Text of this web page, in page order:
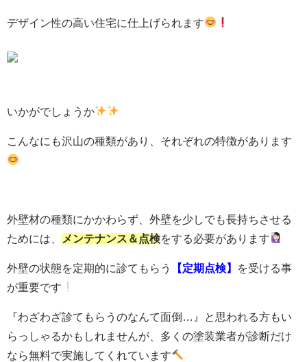
デザイン性の高い住宅に仕上げられます
いかがでしょうか
こんなにも沢山の種類があり、それぞれの特徴があります
外壁材の種類にかかわらず、外壁を少しでも長持ちさせる
ためには、
メンテナンス＆点検をする必要があります
外壁の状態を定期的に診てもらう 【定期点検】
を受ける事
が重要です
『わざわざ診てもらうのなんて面倒…』と思われる方もい
らっしゃるかもしれませんが、多くの塗装業者が診断だけ
なら無料で実施してくれています